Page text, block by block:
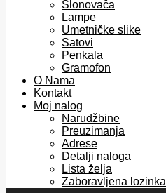
Slonovača
Lampe
Umetničke slike
Satovi
Penkala
Gramofon
O Nama
Kontakt
Moj nalog
Narudžbine
Preuzimanja
Adrese
Detalji naloga
Lista želja
Zaboravljena lozinka